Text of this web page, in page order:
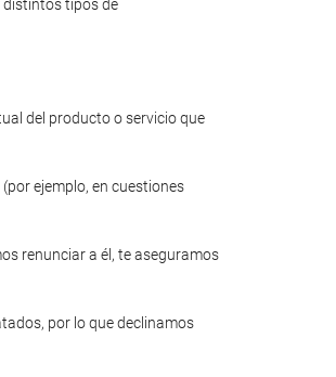
distintos tipos de
del producto o servicio que
ejemplo, en cuestiones
renunciar a él, te aseguramos
por lo que declinamos